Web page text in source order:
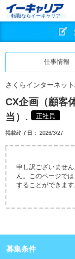
転職ならイーキャリア
仕事情報
さくらインターネッ
CX企画（顧客
当）.
正社員
掲載終了日： 2026/3/27
申し訳ございませ
ん。このページで
することができます
募集条件